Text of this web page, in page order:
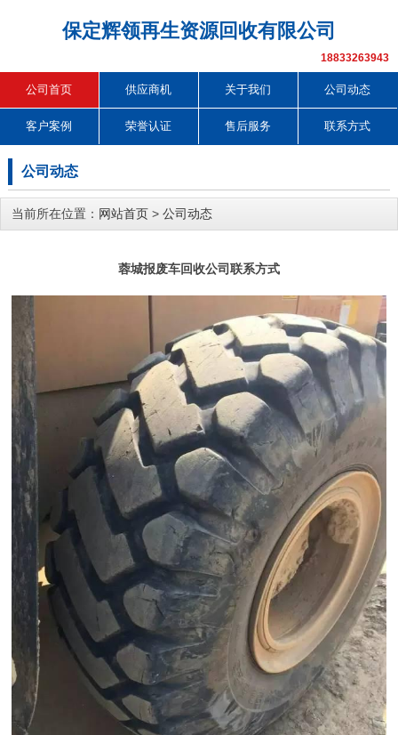
保定辉领再生资源回收有限公司
18833263943
公司首页 供应商机 关于我们 公司动态
客户案例 荣誉认证 售后服务 联系方式
公司动态
当前所在位置： 网站首页 > 公司动态
蓉城报废车回收公司联系方式